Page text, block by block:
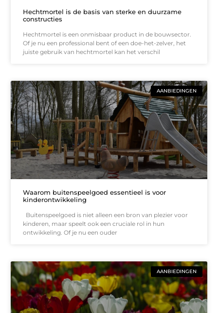
Hechtmortel is de basis van sterke en duurzame
constructies
Hechtmortel is een onmisbaar product in de bouwsector.
Of je nu een professional bent of een doe-het-zelver, het
juiste gebruik van hechtmortel kan het verschil
AANBIEDINGEN
Waarom buitenspeelgoed essentieel is voor
kinderontwikkeling
Buitenspeelgoed is niet alleen een bron van plezier voor
kinderen, maar speelt ook een cruciale rol in hun
ontwikkeling. Of je nu een ouder
AANBIEDINGEN